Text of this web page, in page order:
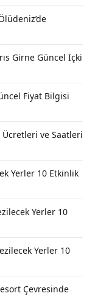
Girne Güncel İçki
Fiyat Bilgisi
Ücretleri ve Saatleri
Yerler 10 Etkinlik
Yerler 10
Yerler 10
Çevresinde